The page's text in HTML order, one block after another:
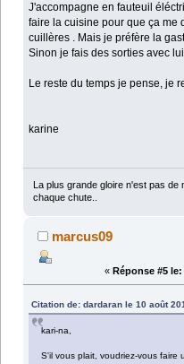
J'accompagne en fauteuil
faire la cuisine pour que ça me
cuillères . Mais je préfère la
Sinon je fais des sorties avec
Le reste du temps je pense, je
karine
La plus grande gloire n'est pas
chaque chute..
marcus09
« Réponse #5 le:
Citation de: dardaran le 10 août
kari-na,
S'il vous plait, voudriez-vous faire